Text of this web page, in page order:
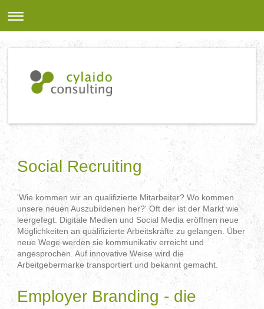
Social Recruiting
'Wie kommen wir an qualifizierte Mitarbeiter? Wo kommen
unsere neuen Auszubildenen her?' Oft der ist der Markt wie
leergefegt. Digitale Medien und Social Media eröffnen neue
Möglichkeiten an qualifizierte Arbeitskräfte zu gelangen. Über
neue Wege werden sie kommunikativ erreicht und
angesprochen. Auf innovative Weise wird die
Arbeitgebermarke transportiert und bekannt gemacht.
Employer Branding - die